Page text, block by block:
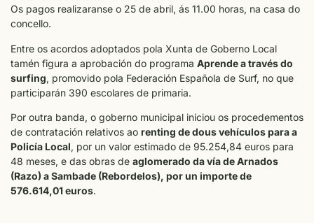
Os pagos realizaranse o 25 de abril, ás 11.00 horas, na casa do
concello.
Entre os acordos adoptados pola Xunta de Goberno Local
tamén figura a aprobación do programa Aprende a través do
surfing, promovido pola Federación Española de Surf, no que
participarán 390 escolares de primaria.
Por outra banda, o goberno municipal iniciou os procedementos
de contratación relativos ao renting de dous vehículos para a
Policía Local, por un valor estimado de 95.254,84 euros para
48 meses, e das obras de aglomerado da vía de Arnados
(Razo) a Sambade (Rebordelos), por un importe de
576.614,01 euros.